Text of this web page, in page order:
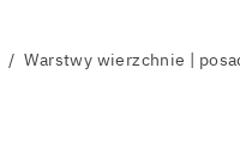
Warstwy wierzchnie |